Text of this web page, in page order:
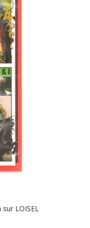
LOISEL